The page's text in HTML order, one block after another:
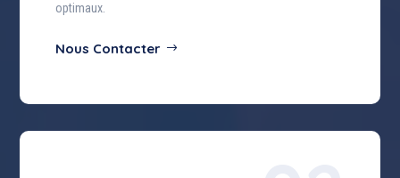
optimaux.
Nous Contacter